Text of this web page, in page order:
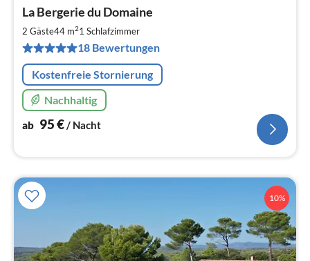
La Bergerie du Domaine
2 Gäste44 m21 Schlafzimmer
18 Bewertungen
Kostenfreie Stornierung
Nachhaltig
ab 95€/ Nacht
10%